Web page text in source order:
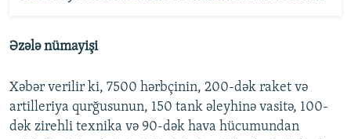
Əzələ nümayişi
Xəbər verilir ki, 7500 hərbçinin, 200-dək raket və
artilleriya qurğusunun, 150 tank əleyhinə vasitə, 100-
dək zirehli texnika və 90-dək hava hücumundan